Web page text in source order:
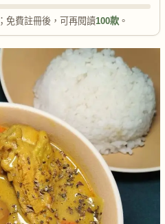
；免費註冊後，可再閱讀100款 。